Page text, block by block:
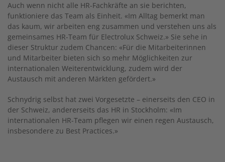
Auch wenn nicht alle HR-Fachkräfte an sie berichten,
funktioniere das Team als Einheit. «Im Alltag bemerkt man
das kaum, wir arbeiten eng zusammen und verstehen uns als
gemeinsames HR-Team für Electrolux Schweiz.» Sie sehe in
dieser Struktur zudem Chancen: «Für die Mitarbeiterinnen
und Mitarbeiter bieten sich so mehr Möglichkeiten zur
internationalen Weiterentwicklung, zudem wird der
Austausch mit anderen Märkten gefördert.»
Schnydrig selbst hat zwei Vorgesetzte – einerseits den CEO in
der Schweiz, andererseits das HR in Stockholm: «Im
internationalen HR-Team pflegen wir einen regen Austausch,
insbesondere zu Best Practices.»